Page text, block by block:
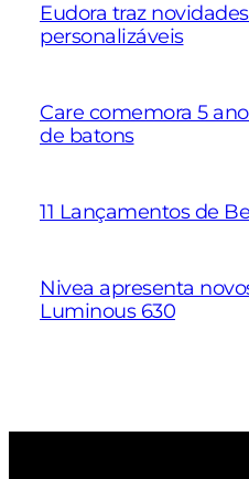
Eudora traz
personalizáveis
Care comemora 5
de batons
11 Lançamentos de
Nivea apresenta
Luminous 630